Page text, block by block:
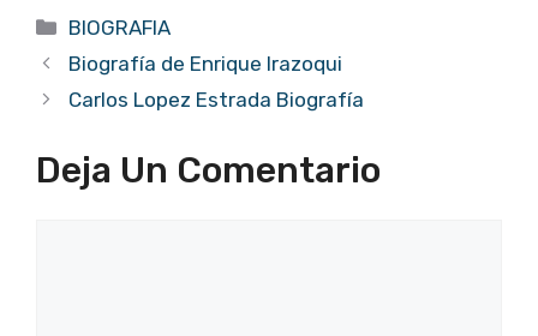
Categorías
BIOGRAFIA
Biografía de Enrique Irazoqui
Carlos Lopez Estrada Biografía
Deja Un Comentario